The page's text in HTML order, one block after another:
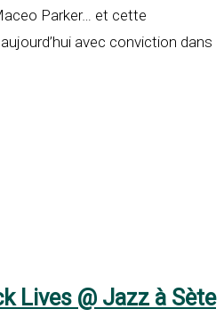
Parker… et cette
avec conviction dans
Lives @ Jazz à Sète